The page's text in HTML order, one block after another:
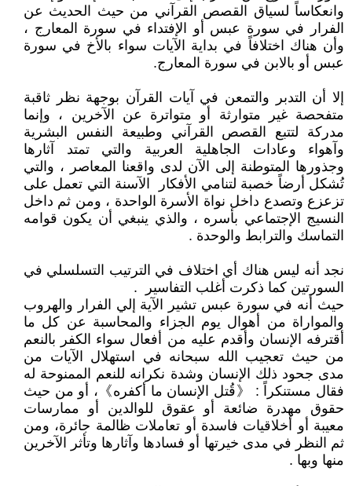
وانعكاساً لسياق القصص القرآني من حيث الحديث عن
الفرار في سورة عبس أو الإفتداء في سورة المعارج ،
وأن هناك اختلافاً في بداية الآيات سواء بالأخ في سورة
عبس أو بالابن في سورة المعارج.
إلا أن التدبر والتمعن في آيات القرآن بوجهة نظر ثاقبة
متفحصة غير متوارثة أو متواترة عن الآخرين ، وإنما
مدركة لتتبع القصص القرآني وطبيعة النفس البشرية
وآهواء وعادات الجاهلية العربية والتي تمتد آثارها
وجذورها المتوطنة إلى الآن لدى واقعنا المعاصر ، والتي
تُشكل أرضاً خصبة لتنامي الأفكار الآسنة التي تعمل على
تزعزع وتصدع داخل نواة الأسرة الواحدة ، ومن ثم داخل
النسيج الإجتماعي بأسره ، والذي ينبغي أن يكون قوامه
التماسك والترابط والوحدة .
نجد أنه ليس هناك أي اختلاف في الترتيب التسلسلي في
السورتين كما ذكرت أغلب التفاسير .
حيث أنه في سورة عبس تشير الآية إلي الفرار والهروب
والمواراة من أهوال يوم الجزاء والمحاسبة عن كل ما
أقترفه الإنسان وأقدم عليه من أفعال سواء الكفر بالنعم
من حيث تعجيب الله سبحانه في استهلال الآيات من
مدى جحود ذلك الإنسان وشدة نكرانه للنعم الممنوحة له
فقال مستنكراً : 《قُتل الإنسان ما أكفره》، أو من حيث
حقوق مهدرة ضائعة أو عقوق للوالدين أو ممارسات
معيبة أو أخلاقيات فاسدة أو تعاملات ظالمة جائرة، ومن
ثم النظر في مدى خيرتها أو فسادها وآثارها وتأثر الآخرين
منها وبها .